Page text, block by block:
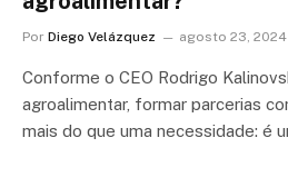
Por Diego Velázquez agosto 23, 2024
Conforme o CEO Rodrigo
agroalimentar, formar parcerias
mais do que uma necessidade: é